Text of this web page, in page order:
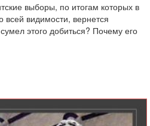
выборы, по итогам которых в
видимости, вернется
этого добиться? Почему его